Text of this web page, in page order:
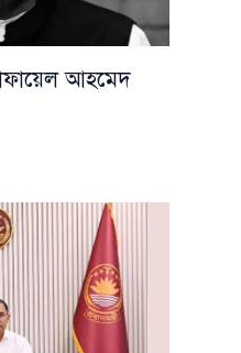
আহমেদ